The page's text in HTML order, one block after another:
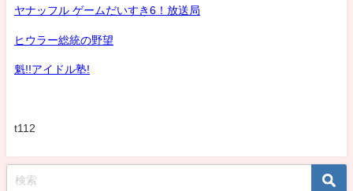
ヤナッフル ゲームだいすき6！放送局
ヒウラー総統の野望
魁!!アイドル塾!
t112